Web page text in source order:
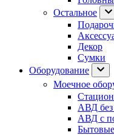
Остальное
Декор
Сумки
Оборудование
Моечное
АВД без
АВД с